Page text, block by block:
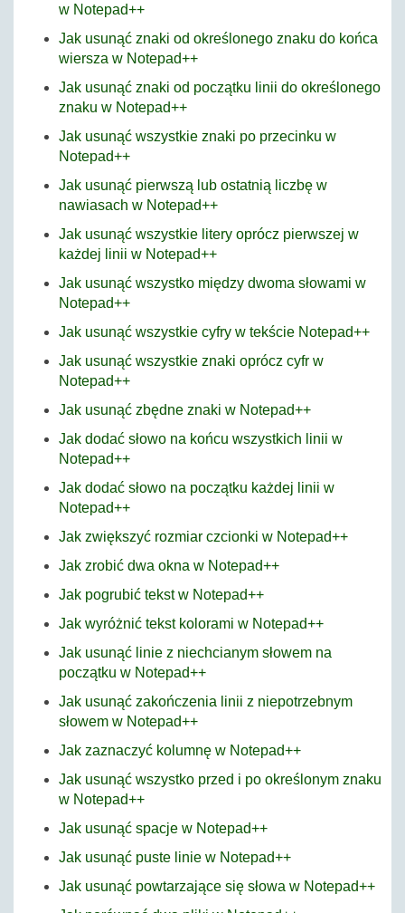
w Notepad++
Jak usunąć znaki od określonego znaku do końca
wiersza w Notepad++
Jak usunąć znaki od początku linii do określonego
znaku w Notepad++
Jak usunąć wszystkie znaki po przecinku w
Notepad++
Jak usunąć pierwszą lub ostatnią liczbę w
nawiasach w Notepad++
Jak usunąć wszystkie litery oprócz pierwszej w
każdej linii w Notepad++
Jak usunąć wszystko między dwoma słowami w
Notepad++
Jak usunąć wszystkie cyfry w tekście Notepad++
Jak usunąć wszystkie znaki oprócz cyfr w
Notepad++
Jak usunąć zbędne znaki w Notepad++
Jak dodać słowo na końcu wszystkich linii w
Notepad++
Jak dodać słowo na początku każdej linii w
Notepad++
Jak zwiększyć rozmiar czcionki w Notepad++
Jak zrobić dwa okna w Notepad++
Jak pogrubić tekst w Notepad++
Jak wyróżnić tekst kolorami w Notepad++
Jak usunąć linie z niechcianym słowem na
początku w Notepad++
Jak usunąć zakończenia linii z niepotrzebnym
słowem w Notepad++
Jak zaznaczyć kolumnę w Notepad++
Jak usunąć wszystko przed i po określonym znaku
w Notepad++
Jak usunąć spacje w Notepad++
Jak usunąć puste linie w Notepad++
Jak usunąć powtarzające się słowa w Notepad++